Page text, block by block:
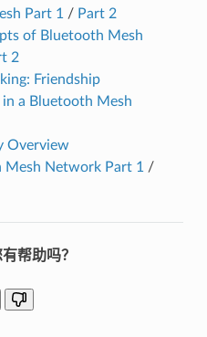
Part 1 / Part 2
of Bluetooth Mesh
2
Friendship
a Bluetooth Mesh
Overview
Mesh Network Part 1 /
帮助吗？